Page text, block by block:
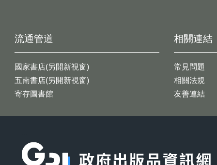
流通管道
國家書店(另開新視窗)
五南書店(另開新視窗)
寄存圖書館
相關連結
常見問題
相關法規
友善連結